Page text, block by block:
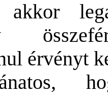
akkor
érvényt